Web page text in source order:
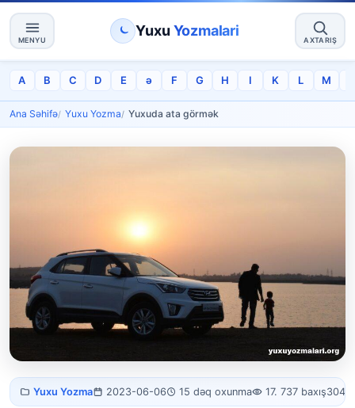
MENYU
Yuxu Yozmalari
AXTARIŞ
A B C D E ə F G H I K L M
Ana Səhifə Yuxu Yozma Yuxuda ata görmək
Yuxuda ata
görmək
Yuxu Yozma 2023-06-06 15 dəq oxunma 17. 737 baxış3041